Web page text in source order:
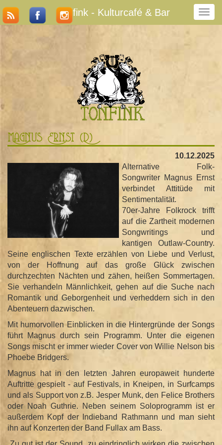
N
a
s
c
h
a
l
e
n
Tonfink - Kulturcafé & Bar
Magnus Ernst (D)
10.12.2025
Alternative Folk-
Songwriter Magnus Ernst
verbindet Attitüde mit
Sentimentalität.
70er-Jahre Folkrock trifft
auf die Zartheit modernen
Songwritings und
kantigen Outlaw-Country.
Seine englischen Texte erzählen von Liebe und Verlust,
von der Hoffnung auf das große Glück zwischen
durchzechten Nächten und zähen, heißen Sommertagen.
Sie verhandeln Männlichkeit, gehen auf die Suche nach
Romantik und Geborgenheit und verheddern sich in den
Abenteuern dazwischen.
Mit humorvollen Einblicken in die Hintergründe der Songs
führt Magnus durch sein Programm. Unter die eigenen
Songs mischt er immer wieder Cover von Willie Nelson bis
Phoebe Bridgers.
Magnus hat in den letzten Jahren europaweit hunderte
Auftritte gespielt - auf Festivals, in Kneipen, in Surfcamps
und als Support von z.B. Jesper Munk, den Felice Brothers
oder Noah Guthrie. Neben seinem Soloprogramm ist er
außerdem Kopf der Indieband Rathmann und man sieht
ihn auf Konzerten der Band Fullax am Bass.